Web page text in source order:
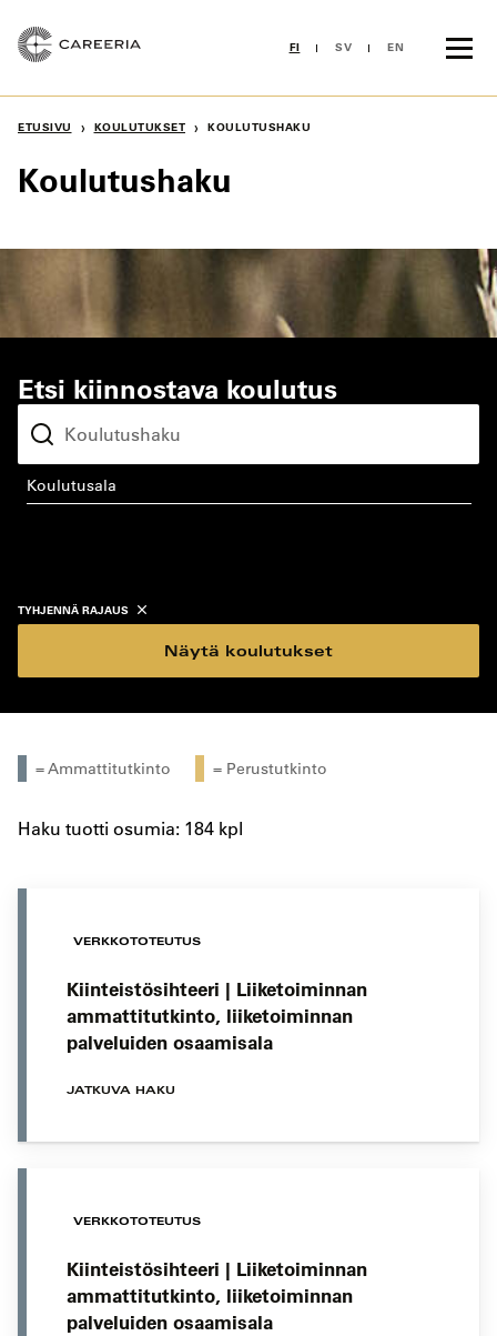
sisältöön
FI SV EN
ETUSIVU › KOULUTUKSET › KOULUTUSHAKU
Koulutushaku
Etsi kiinnostava koulutus
koulutusala
TYHJENNÄ RAJAUS
Näytä koulutukset
= Ammattitutkinto = Perustutkinto
Haku tuotti osumia: 184 kpl
VERKKOTOTEUTUS
Kiinteistösihteeri | Liiketoiminnan
ammattitutkinto, liiketoiminnan
palveluiden osaamisala
JATKUVA HAKU
VERKKOTOTEUTUS
Kiinteistösihteeri | Liiketoiminnan
ammattitutkinto, liiketoiminnan
palveluiden osaamisala